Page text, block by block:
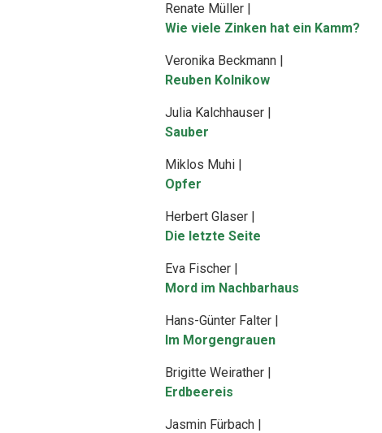
Renate Müller |
Wie viele Zinken hat ein Kamm?
Veronika Beckmann |
Reuben Kolnikow
Julia Kalchhauser |
Sauber
Miklos Muhi |
Opfer
Herbert Glaser |
Die letzte Seite
Eva Fischer |
Mord im Nachbarhaus
Hans-Günter Falter |
Im Morgengrauen
Brigitte Weirather |
Erdbeereis
Jasmin Fürbach |